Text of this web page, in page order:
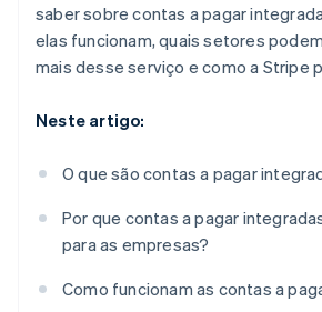
saber sobre contas a pagar
elas funcionam, quais setores
mais desse serviço e como a Stripe
Neste artigo:
O que são contas a pagar
Por que contas a pagar
para as empresas?
Como funcionam as contas a